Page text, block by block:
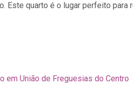
Este quarto é o lugar perfeito para
em União de Freguesias do Centro